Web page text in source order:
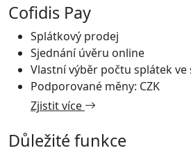
Cofidis Pay
Splátkový prodej
Sjednání úvěru online
Vlastní výběr počtu splátek
Podporované měny: CZK
Zjistit více
Důležité funkce